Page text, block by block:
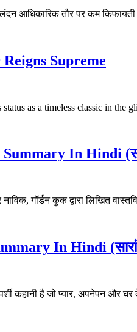
लंदन आधिकारिक तौर पर कम
Supreme
status as a timeless classic in
In Hindi
गॉर्डन कुक द्वारा लिखित
In Hindi
कहानी है जो प्यार, अपनेपन और